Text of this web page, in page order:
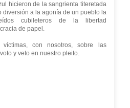
hicieron de la sangrienta titeretada
diversión a la agonía de un pueblo la
cubileteros de la libertad
de papel.
con nosotros, sobre las
y veto en nuestro pleito.